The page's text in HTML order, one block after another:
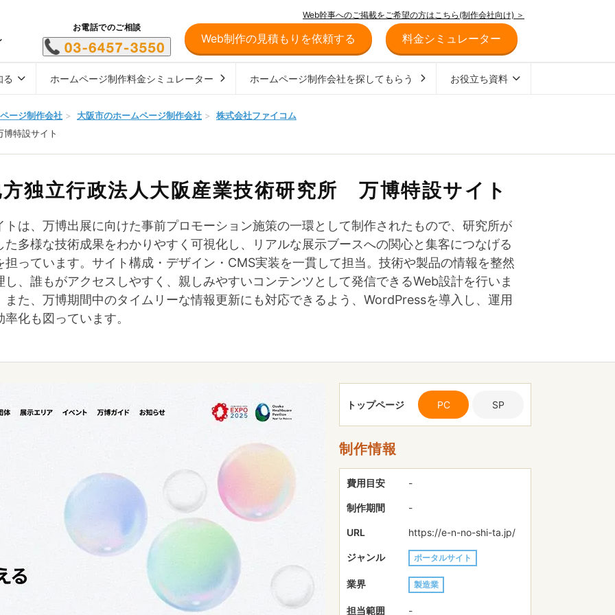
Web幹事へのご掲載をご希望の方はこちら(制作会社向け) ＞
お電話でのご相談
Web制作の見積もりを依頼する 料金シミュレーター
る ホームページ制作料金シミュレーター ホームページ制作会社を探してもらう お役立ち資料
ージ制作会社 > 大阪市のホームページ制作会社 >
株式会社ファイコム
特設サイト
独立行政法人大阪産業技術研究所 万博特設サイト
トは、万博出展に向けた事前プロモーション施策の一環として制作されたもので、研究所が
た多様な技術成果をわかりやすく可視化し、リアルな展示ブースへの関心と集客につなげる
担っています。サイト構成・デザイン・CMS実装を一貫して担当。技術や製品の情報を整然
し、誰もがアクセスしやすく、親しみやすいコンテンツとして発信できるWeb設計を行いま
また、万博期間中のタイムリーな情報更新にも対応できるよう、WordPressを導入し、運用
率化も図っています。
トップページ PC SP
制作情報
費用目安 -
制作期間 -
URL https://e-n-no-shi-ta.jp/
ジャンル ポータルサイト
業界 製造業
担当範囲 -